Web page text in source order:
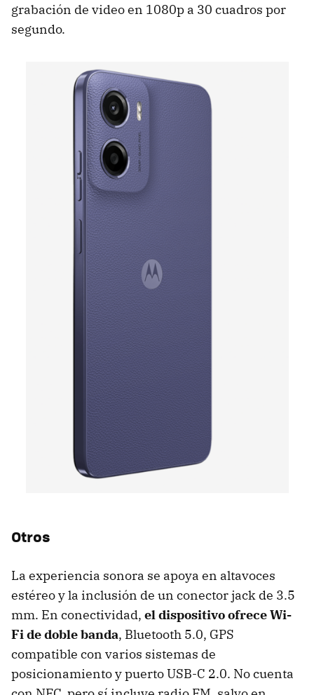
grabación de video en 1080p a 30 cuadros por
segundo.
Otros
La experiencia sonora se apoya en altavoces
estéreo y la inclusión de un conector jack de 3.5
mm. En conectividad, el dispositivo ofrece Wi-
Fi de doble banda, Bluetooth 5.0, GPS
compatible con varios sistemas de
posicionamiento y puerto USB-C 2.0. No cuenta